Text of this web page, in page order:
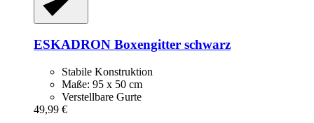
ESKADRON Boxengitter schwarz
Stabile Konstruktion
Maße: 95 x 50 cm
Verstellbare Gurte
49,99 €